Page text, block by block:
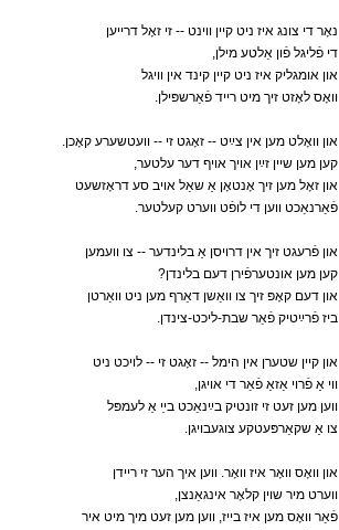
נאָר די צונג איז ניט קיין ווינט -- זי זאָל דרייען
,די פֿליגל פֿון אַלטע מילן
און אומגליק איז ניט קיין קינד אין וויגל
.וואָס לאָזט זיך מיט רייד פֿאַרשפּילן
.און וואָלט מען אין צײַט -- זאָגט זי -- וועטשערע קאָכן
,קען מען שיין זײַן אויך אויף דער עלטער
און זאָל מען זיך אָנטאָן אַ שאַל אויב סע דראָזשעט
.פֿאַרנאַכט ווען די לופֿט ווערט קעלטער
און פֿרעגט זיך אין דרויסן אַ בלינדער -- צו וועמען
?קען מען אונטערפֿירן דעם בלינדן
און דעם קאָפּ זיך צו וואַשן דאַרף מען ניט וואַרטן
.ביז פֿרײַטיק פֿאַר שבת-ליכט-צינדן
און קיין שטערן אין הימל -- זאָגט זי -- לויכט ניט
,ווי אַ פֿרוי אַזאַ פֿאַר די אויגן
ווען מען זעט זי זונטיק בײַנאַכט בײַ אַ לעמפּל
.צו אַ שקאַרפּעטקע צוגעבויגן
און וואָס וואָר איז וואָר. ווען איך הער זי ריידן
,ווערט מיר שוין קלאָר אינגאַנצן
פֿאַר וואָס מען איז בייז, ווען מען זעט מיך מיט איר